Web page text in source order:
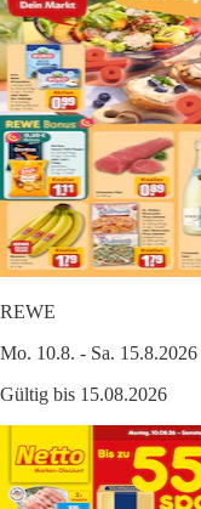
REWE
Mo. 10.8. - Sa. 15.8.2026
Gültig bis 15.08.2026